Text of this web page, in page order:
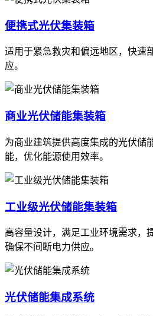
便携式光伏集装箱
适用于紧急救灾和偏远地区，快速
应。
商业光伏储能集装箱
为商业建筑提供高度集成的光伏储
能，优化能源使用效率。
工业级光伏储能集装箱
高容量设计，满足工业环境需求，
确保不间断电力供应。
光伏储能集成系统